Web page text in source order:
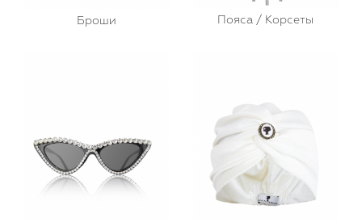
Броши Пояса / Корсеты